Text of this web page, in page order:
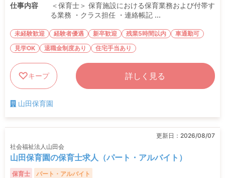
仕事内容
＜保育士＞ 保育施設における保育業務および付帯す
る業務 ・クラス担任 ・連絡帳記 ...
未経験歓迎 経験者優遇 新卒歓迎 残業5時間以内
車通勤可
見学OK
退職金制度あり 住宅手当あり
キープ 詳しく見る
山田保育園
更新日： 2026/08/07
社会福祉法人山田会
山田保育園の保育士求人（パート・アルバイト）
保育士 パート・アルバイト